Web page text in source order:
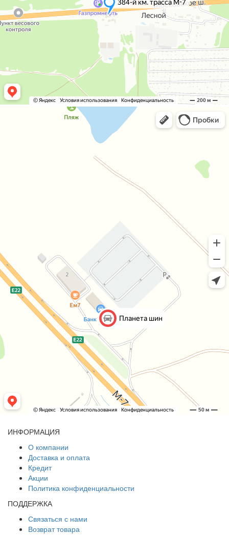
ИНФОРМАЦИЯ
О компании
Доставка и оплата
Кредит
Акции
Политика конфиденциальности
ПОДДЕРЖКА
Связаться с нами
Возврат товара